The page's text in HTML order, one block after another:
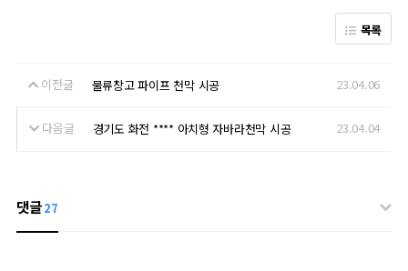
목록
이전글 물류창고 파이프 천막 시공 23.04.06
다음글 경기도 화전 **** 아치형 자바라천막 시공 23.04.04
댓글27